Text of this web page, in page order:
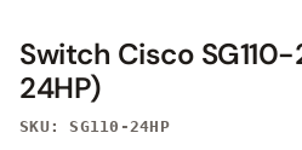
Switch Cisco SG110-
24HP)
SKU: SG110-24HP